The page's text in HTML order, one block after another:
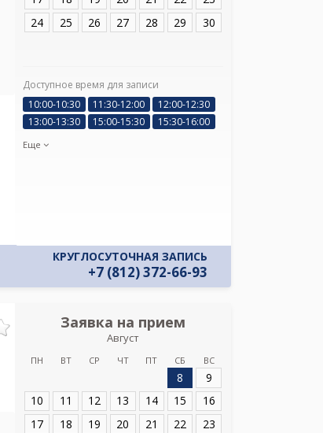
24
25 26 27 28 29 30
Доступное время для записи
10:00-10:30
11:30-12:00
12:00-12:30
13:00-13:30
15:00-15:30 15:30-16:00
Еще
КРУГЛОСУТОЧНАЯ ЗАПИСЬ
+7 (812) 372-66-93
Заявка на прием
Август
ПН ВТ СР ЧТ ПТ СБ ВС
8
9
10
11 12 13 14 15
16
17
18 19 20 21 22
23